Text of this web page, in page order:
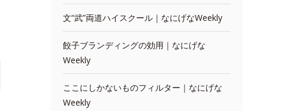
文“武”両道ハイスクール｜なにげなWeekly
餃子ブランディングの効用｜なにげな
Weekly
ここにしかないものフィルター｜なにげな
Weekly